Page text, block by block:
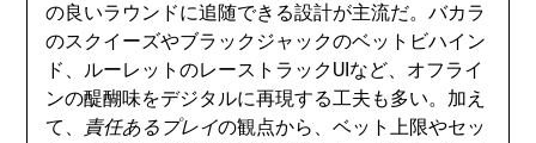
の良いラウンドに追随できる設計が主流だ。バカラ
のスクイーズやブラックジャックのベットビハイン
ド、ルーレットのレーストラックUIなど、オフライ
ンの醍醐味をデジタルに再現する工夫も多い。加え
て、 責任あるプレイの観点から、ベット上限やセッ